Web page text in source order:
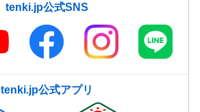
tenki.jp公式SNS
tenki.jp公式アプリ